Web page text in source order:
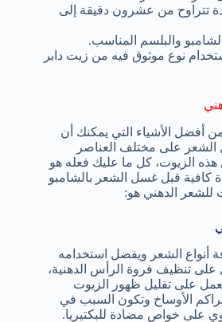
تتراوح من عشرون دقيقة إلى
والبلسم المناسب.
نوع موثوق فيه من زيت دابر
أفضل الأشياء التي يمكنك أن
على مختلف العناصر
هذه الزيوت، كل ما عليك فعله هو
كافية قبل غسل الشعر بالشامبو
الدهني هو:
أنواع الشعر ويفضل استخدامه
على تنظيف فروة الرأس الدهنية،
على تقليل ظهور الزيوت
الأوساخ وتكون السبب في
على خواص مضادة للبكتيريا.